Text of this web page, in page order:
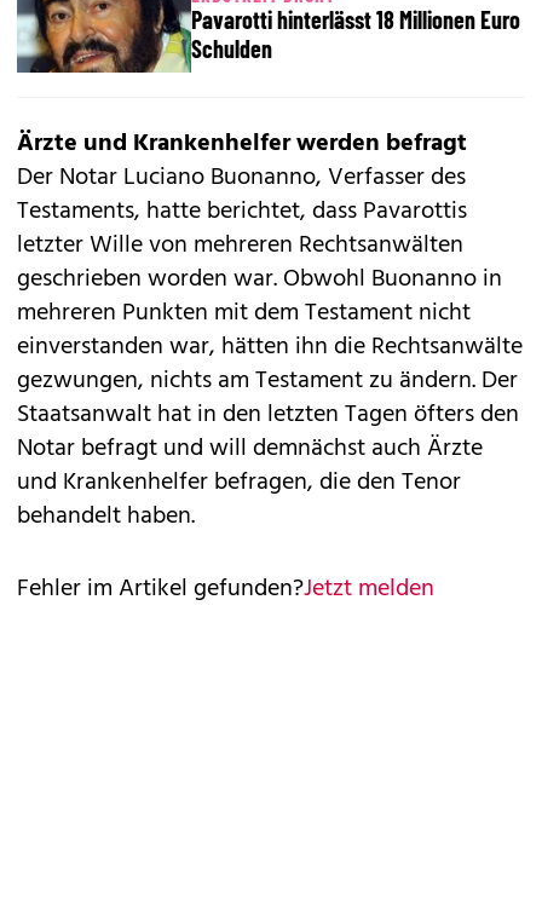
Pavarotti hinterlässt 18 Millionen Euro
Schulden
Ärzte und Krankenhelfer werden befragt
Der Notar Luciano Buonanno, Verfasser des
Testaments, hatte berichtet, dass Pavarottis
letzter Wille von mehreren Rechtsanwälten
geschrieben worden war. Obwohl Buonanno in
mehreren Punkten mit dem Testament nicht
einverstanden war, hätten ihn die Rechtsanwälte
gezwungen, nichts am Testament zu ändern. Der
Staatsanwalt hat in den letzten Tagen öfters den
Notar befragt und will demnächst auch Ärzte
und Krankenhelfer befragen, die den Tenor
behandelt haben.
Fehler im Artikel gefunden?Jetzt melden